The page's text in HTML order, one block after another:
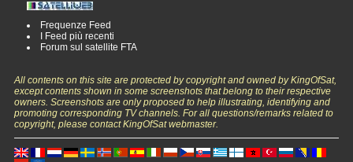
Frequenze Feed
I Feed più recenti
Forum sul satellite FTA
All contents on this site are protected by copyright and owned by KingOfSat,
except contents shown in some screenshots that belong to their respective
owners. Screenshots are only proposed to help illustrating, identifying and
promoting corresponding TV channels. For all questions/remarks related to
copyright, please contact KingOfSat webmaster.